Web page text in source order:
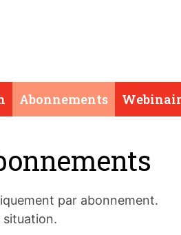
Abonnements
par abonnement.
situation.